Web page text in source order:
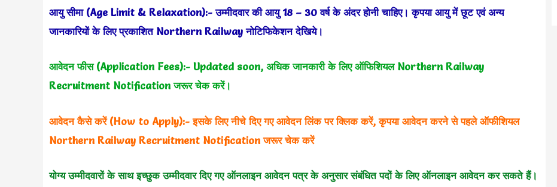
आयु सीमा (Age Limit & Relaxation):- उम्मीदवार की आयु 18 – 30 वर्ष के अंदर होनी चाहिए। कृपया आयु में छूट एवं अन्य
जानकारियों के लिए प्रकाशित Northern Railway नोटिफिकेशन देखिये।
आवेदन फीस (Application Fees):- Updated soon, अधिक जानकारी के लिए ऑफिशियल Northern Railway
Recruitment Notification जरूर चेक करें।
आवेदन कैसे करें (How to Apply):- इसके लिए नीचे दिए गए आवेदन लिंक पर क्लिक करें, कृपया आवेदन करने से पहले ऑफीशियल
Northern Railway Recruitment Notification जरूर चेक करें
योग्य उम्मीदवारों के साथ इच्छुक उम्मीदवार दिए गए ऑनलाइन आवेदन पत्र के अनुसार संबंधित पदों के लिए ऑनलाइन आवेदन कर सकते हैं।